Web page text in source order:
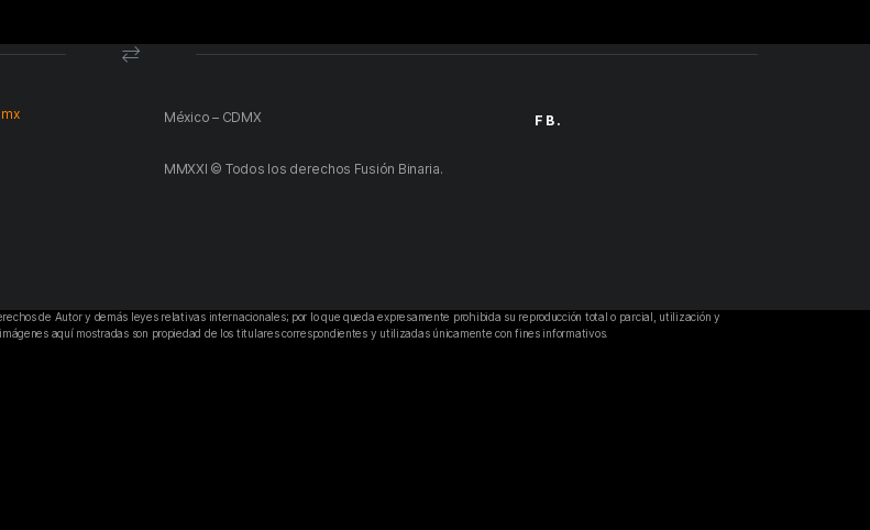
México – CDMX
MMXXI © Todos los derechos Fusión Binaria.
FB.
de Autor y demás leyes relativas internacionales; por lo que queda expresamente prohibida su reproducción total o parcial, utilización y
aquí mostradas son propiedad de los titulares correspondientes y utilizadas únicamente con fines informativos.